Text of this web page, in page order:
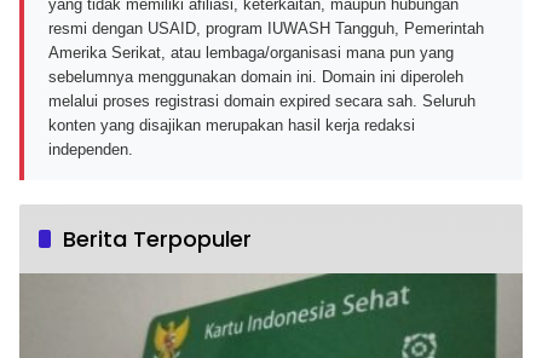
yang tidak memiliki afiliasi, keterkaitan, maupun hubungan
resmi dengan USAID, program IUWASH Tangguh, Pemerintah
Amerika Serikat, atau lembaga/organisasi mana pun yang
sebelumnya menggunakan domain ini. Domain ini diperoleh
melalui proses registrasi domain expired secara sah. Seluruh
konten yang disajikan merupakan hasil kerja redaksi
independen.
Berita Terpopuler